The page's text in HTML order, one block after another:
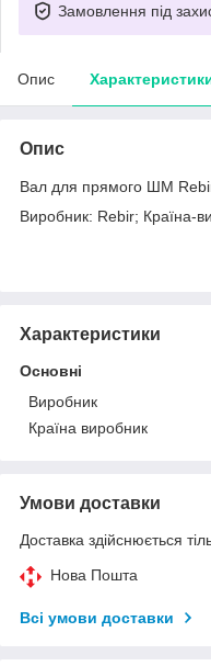
Замовлення під
Опис
Опис
Вал для прямого ШМ
Виробник: Rebir; Країна-
Характеристики
Основні
Виробник
Країна виробник
Умови доставки
Доставка здійснюється
Нова Пошта
Всі умови доставки